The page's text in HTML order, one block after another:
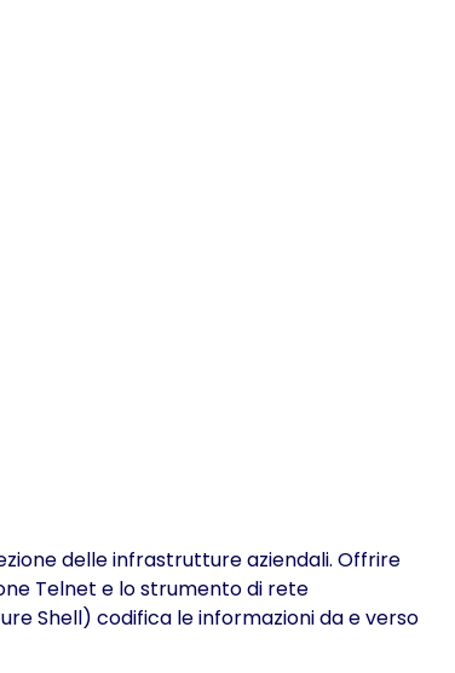
delle infrastrutture aziendali. Offrire
Telnet e lo strumento di rete
Shell) codifica le informazioni da e verso